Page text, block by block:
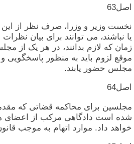
اصل‏63
نخست‏ وزیر و وزرا، صرف‏ نظر از
یا نباشند، می‏ توانند برای‏ بیان‏
زمان‏ که‏ لازم‏ بدانند، در هر یک‏ از
موقع لزوم‏ باید به‏ منظور پاسخگویی‏
مجلس‏ حضور یابند.
اصل‏64
مجلسین‏ برای‏ محاکمه‏ قضاتی‏ که‏
شده‏ است‏ دادگاهی‏ مرکب‏ از
خواهد داد. موارد اتهام‏ به‏ موجب‏